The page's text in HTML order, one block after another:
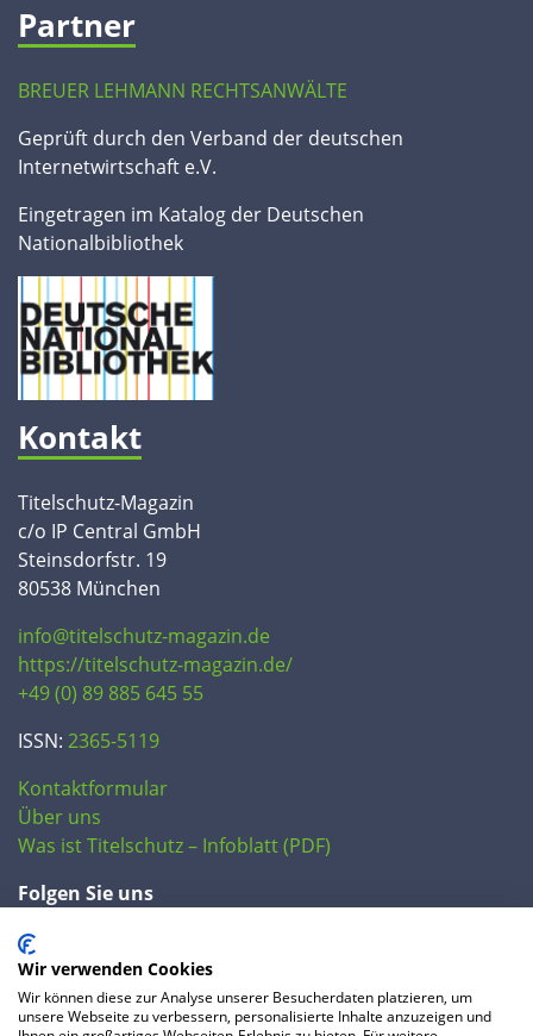
Partner
BREUER LEHMANN RECHTSANWÄLTE
Geprüft durch den Verband der deutschen
Internetwirtschaft e.V.
Eingetragen im Katalog der Deutschen
Nationalbibliothek
Kontakt
Titelschutz-Magazin
c/o IP Central GmbH
Steinsdorfstr. 19
80538 München
info@titelschutz-magazin.de
https://titelschutz-magazin.de/
+49 (0) 89 885 645 55
ISSN: 2365-5119
Kontaktformular
Über uns
Was ist Titelschutz – Infoblatt (PDF)
Folgen Sie uns
Wir verwenden Cookies
Wir können diese zur Analyse unserer Besucherdaten platzieren, um
unsere Webseite zu verbessern, personalisierte Inhalte anzuzeigen und